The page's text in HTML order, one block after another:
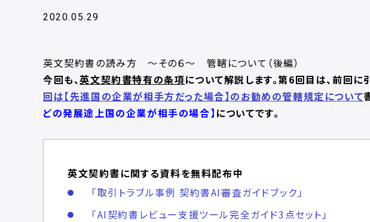
2020.05.29
英文契約書の読み方 ～その６～ 管轄について（後編）
今回も、英文契約書特有の条項について解説します。第6回目は、前回に
回は【先進国の企業が相手方だった場合】のお勧めの管轄規定について
どの発展途上国の企業が相手の場合】 についてです。
英文契約書に関する資料を無料配布中
「取引トラブル事例 契約書AI審査ガイドブック」
「AI契約書レビュー支援ツール完全ガイド3点セット」